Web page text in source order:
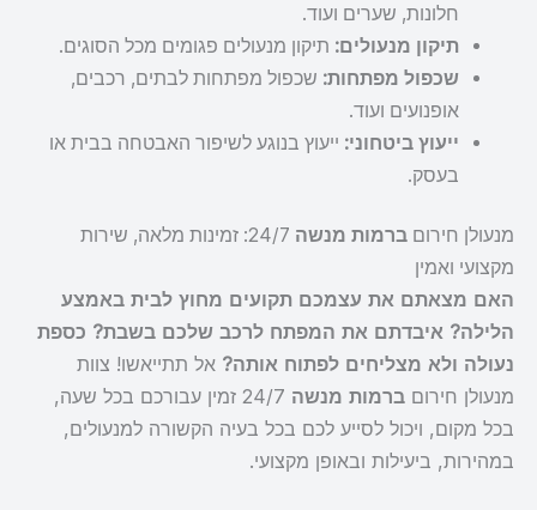
חלונות, שערים ועוד.
תיקון מנעולים: תיקון מנעולים פגומים מכל הסוגים.
שכפול מפתחות: שכפול מפתחות לבתים, רכבים,
אופנועים ועוד.
ייעוץ ביטחוני: ייעוץ בנוגע לשיפור האבטחה בבית או
בעסק.
מנעולן חירום ברמות מנשה
24/7: זמינות מלאה, שירות
מקצועי ואמין
האם מצאתם את עצמכם תקועים מחוץ לבית באמצע
הלילה? איבדתם את המפתח לרכב שלכם בשבת? כספת
נעולה ולא מצליחים לפתוח אותה? אל תתייאשו! צוות
מנעולן חירום ברמות מנשה
24/7 זמין עבורכם בכל שעה,
בכל מקום, ויכול לסייע לכם בכל בעיה הקשורה למנעולים,
במהירות, ביעילות ובאופן מקצועי.